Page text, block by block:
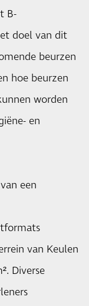
B-
doel van dit
beurzen
hoe beurzen
worden
en
een
van Keulen
Diverse